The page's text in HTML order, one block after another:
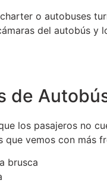
o autobuses
del autobús y
de
los pasajeros no
vemos con más
brusca